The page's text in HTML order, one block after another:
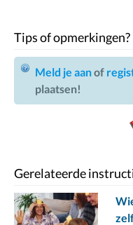
Tips of
Meld je aanof
plaatsen!
Gerelateerde